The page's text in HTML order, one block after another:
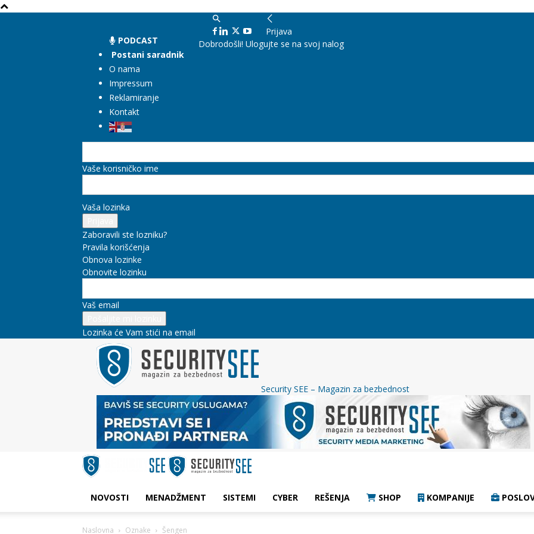
PODCAST
Postani saradnik
O nama
Impressum
Reklamiranje
Kontakt
Prijava
Dobrodošli! Ulogujte se na svoj nalog
Vaše korisničko ime
Vaša lozinka
Zaboravili ste lozniku?
Pravila korišćenja
Obnova lozinke
Obnovite lozinku
Vaš email
Lozinka će Vam stići na email
Security SEE – Magazin za bezbednost
NOVOSTI MENADŽMENT SISTEMI CYBER REŠENJA SHOP KOMPANIJE
Naslovna Oznake Šengen